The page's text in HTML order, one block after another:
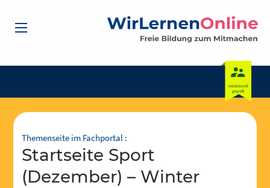
Themenseite im Fachportal :
Startseite Sport
(Dezember) – Winter